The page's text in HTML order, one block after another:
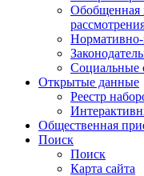
Обобщенная
Нормативно-
Социальные
Открытые данные
Реестр
Общественная
Поиск
Поиск
Карта сайта